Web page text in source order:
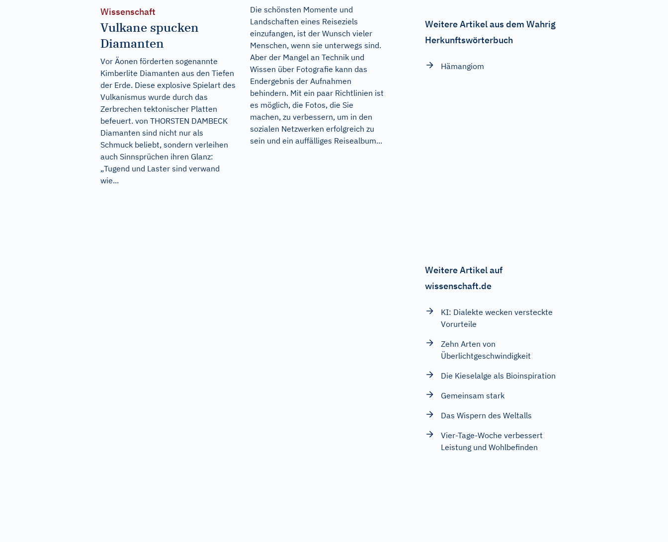
Wissenschaft
Vulkane spucken
Diamanten
Vor Äonen förderten sogenannte
Kimberlite Diamanten aus den Tiefen
der Erde. Diese explosive Spielart des
Vulkanismus wurde durch das
Zerbrechen tektonischer Platten
befeuert. von THORSTEN DAMBECK
Diamanten sind nicht nur als
Schmuck beliebt, sondern verleihen
auch Sinnsprüchen ihren Glanz:
„Tugend und Laster sind verwand
wie...
Die schönsten Momente und
Landschaften eines Reiseziels
einzufangen, ist der Wunsch vieler
Menschen, wenn sie unterwegs sind.
Aber der Mangel an Technik und
Wissen über Fotografie kann das
Endergebnis der Aufnahmen
behindern. Mit ein paar Richtlinien ist
es möglich, die Fotos, die Sie
machen, zu verbessern, um in den
sozialen Netzwerken erfolgreich zu
sein und ein auffälliges Reisealbum...
Weitere Artikel aus dem Wahrig
Herkunftswörterbuch
Hämangiom
Weitere Artikel auf
wissenschaft.de
KI: Dialekte wecken versteckte
Vorurteile
Zehn Arten von
Überlichtgeschwindigkeit
Die Kieselalge als Bioinspiration
Gemeinsam stark
Das Wispern des Weltalls
Vier-Tage-Woche verbessert
Leistung und Wohlbefinden